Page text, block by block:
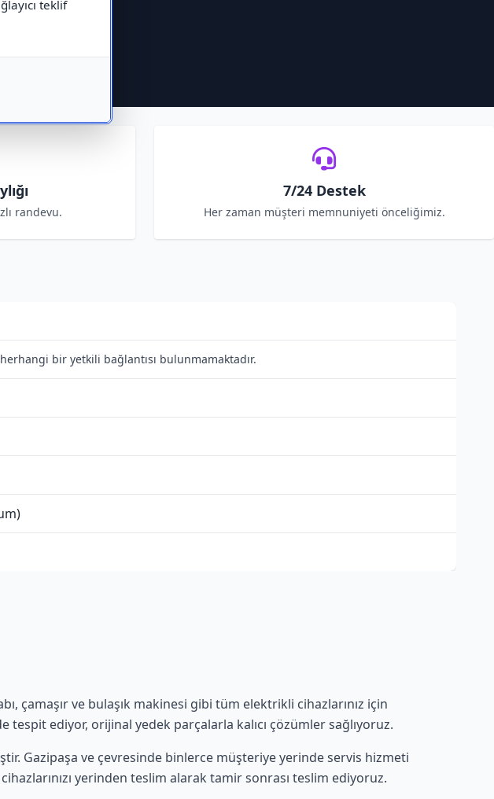
teklif
randevu.
7/24 Destek
Her zaman müşteri memnuniyeti önceliğimiz.
bir yetkili bağlantısı bulunmamaktadır.
çamaşır ve bulaşık makinesi gibi tüm elektrikli cihazlarınız için
ediyor, orijinal yedek parçalarla kalıcı çözümler sağlıyoruz.
Gazipaşa ve çevresinde binlerce müşteriye yerinde servis hizmeti
yerinden teslim alarak tamir sonrası teslim ediyoruz.